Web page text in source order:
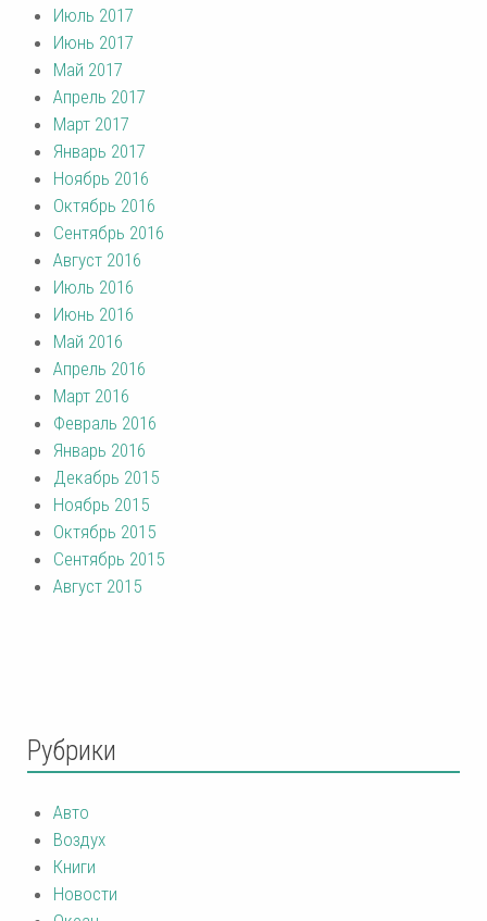
Июль 2017
Июнь 2017
Май 2017
Апрель 2017
Март 2017
Январь 2017
Ноябрь 2016
Октябрь 2016
Сентябрь 2016
Август 2016
Июль 2016
Июнь 2016
Май 2016
Апрель 2016
Март 2016
Февраль 2016
Январь 2016
Декабрь 2015
Ноябрь 2015
Октябрь 2015
Сентябрь 2015
Август 2015
Рубрики
Авто
Воздух
Книги
Новости